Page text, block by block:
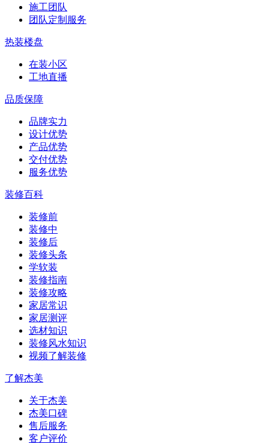
施工团队
团队定制服务
热装楼盘
在装小区
工地直播
品质保障
品牌实力
设计优势
产品优势
交付优势
服务优势
装修百科
装修前
装修中
装修后
装修头条
学软装
装修指南
装修攻略
家居常识
家居测评
选材知识
装修风水知识
视频了解装修
了解杰美
关于杰美
杰美口碑
售后服务
客户评价